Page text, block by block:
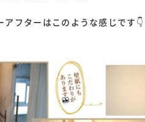
アフターはこのような感じです👇